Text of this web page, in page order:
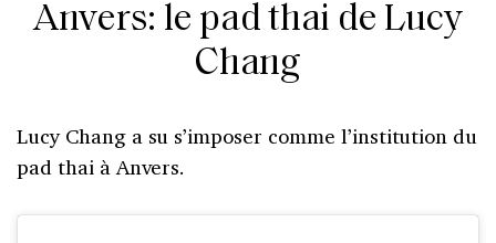
Anvers: le pad thai de Lucy
Chang
Lucy Chang a su s’imposer comme l’institution du
pad thai à Anvers.